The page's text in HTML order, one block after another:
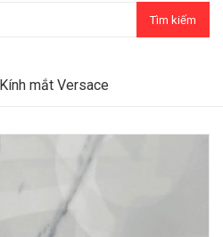
Tìm kiếm
Kính mắt Versace